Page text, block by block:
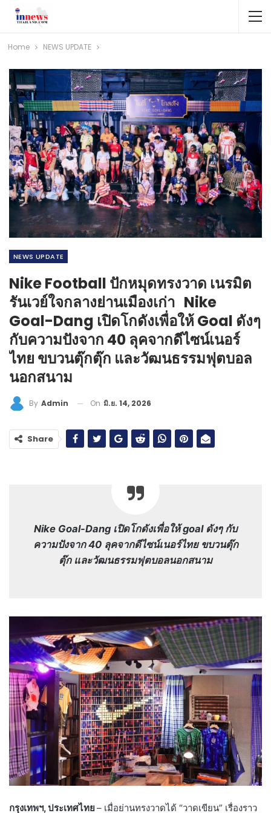
Home NEWS​ UPDATE
NEWS​ UPDATE
Nike Football ปักหมุดทรงวาด เนรมิต
รันเวย์ใจกลางย่านเมืองเก่า Nike
Goal-Dang เปิดโกดังเพื่อให้ Goal ดังๆ
กับความปังจาก 40 ลุคจากดีไซน์เนอร์
ไทย ขบวนตุ๊กตุ๊ก และวัฒนธรรมฟุตบอล
นอกสนาม
By Admin On มิ.ย. 14, 2026
Share
Nike Goal-Dang เปิดโกดังเพื่อให้ goal ดังๆ กับ
ความปังจาก 40 ลุคจากดีไซน์เนอร์ไทย ขบวนตุ๊ก
ตุ๊ก และวัฒนธรรมฟุตบอลนอกสนาม
กรุงเทพฯ, ประเทศไทย– เมื่อย่านทรงวาดได้ “วาดเขียน” เรื่องราว